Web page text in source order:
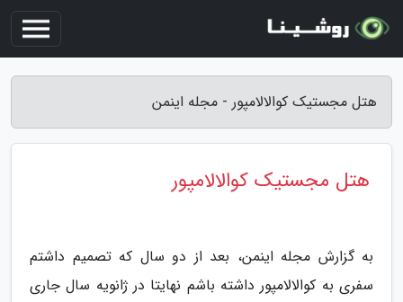
هتل مجستیک کوالالامپور - مجله اینمن
هتل مجستیک کوالالامپور
به گزارش مجله اینمن، بعد از دو سال که تصمیم داشتم
سفری به کوالالامپور داشته باشم نهایتا در ژانویه سال جاری